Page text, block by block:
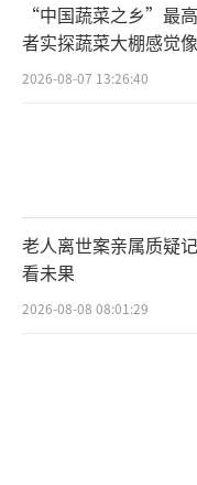
“中国蔬菜之乡”最
者实探蔬菜大棚感觉
村民称只能凌晨两点起
2026-08-07 13:26:40
老人离世案亲属质疑
看未果
2026-08-08 08:01:29